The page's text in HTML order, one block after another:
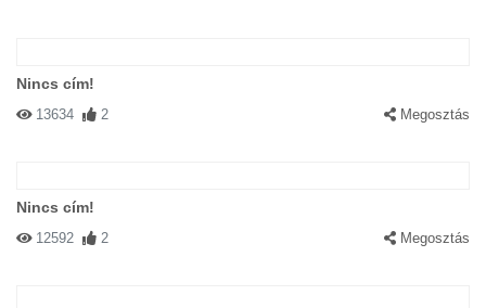
Nincs cím!
13634 2 Megosztás
Nincs cím!
12592 2 Megosztás